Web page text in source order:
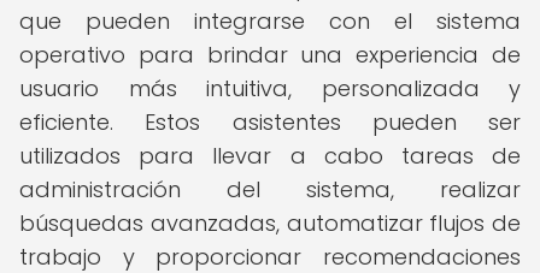
que pueden integrarse con el sistema
operativo para brindar una experiencia de
usuario más intuitiva, personalizada y
eficiente. Estos asistentes pueden ser
utilizados para llevar a cabo tareas de
administración del sistema, realizar
búsquedas avanzadas, automatizar flujos de
trabajo y proporcionar recomendaciones